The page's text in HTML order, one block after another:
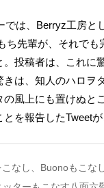
では、Berryz工房と
ち先輩が、それでも
投稿者は、これに
は、知人のハロヲ
の風上にも置けぬと
を報告したTweetが